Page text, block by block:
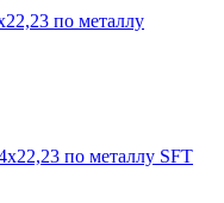
по металлу